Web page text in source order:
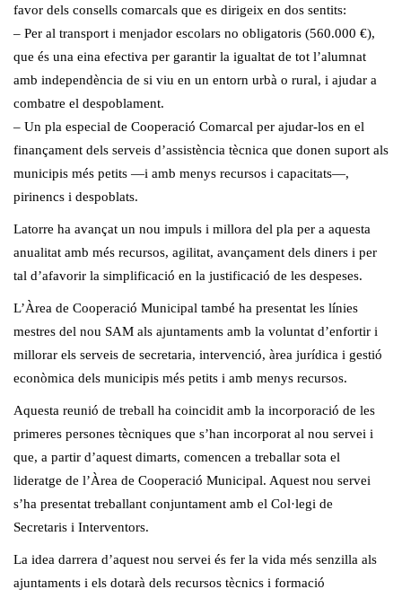
favor dels consells comarcals que es dirigeix en dos sentits:
– Per al transport i menjador escolars no obligatoris (560.000 €),
que és una eina efectiva per garantir la igualtat de tot l’alumnat
amb independència de si viu en un entorn urbà o rural, i ajudar a
combatre el despoblament.
– Un pla especial de Cooperació Comarcal per ajudar-los en el
finançament dels serveis d’assistència tècnica que donen suport als
municipis més petits —i amb menys recursos i capacitats—,
pirinencs i despoblats.
Latorre ha avançat un nou impuls i millora del pla per a aquesta
anualitat amb més recursos, agilitat, avançament dels diners i per
tal d’afavorir la simplificació en la justificació de les despeses.
L’Àrea de Cooperació Municipal també ha presentat les línies
mestres del nou SAM als ajuntaments amb la voluntat d’enfortir i
millorar els serveis de secretaria, intervenció, àrea jurídica i gestió
econòmica dels municipis més petits i amb menys recursos.
Aquesta reunió de treball ha coincidit amb la incorporació de les
primeres persones tècniques que s’han incorporat al nou servei i
que, a partir d’aquest dimarts, comencen a treballar sota el
lideratge de l’Àrea de Cooperació Municipal. Aquest nou servei
s’ha presentat treballant conjuntament amb el Col·legi de
Secretaris i Interventors.
La idea darrera d’aquest nou servei és fer la vida més senzilla als
ajuntaments i els dotarà dels recursos tècnics i formació